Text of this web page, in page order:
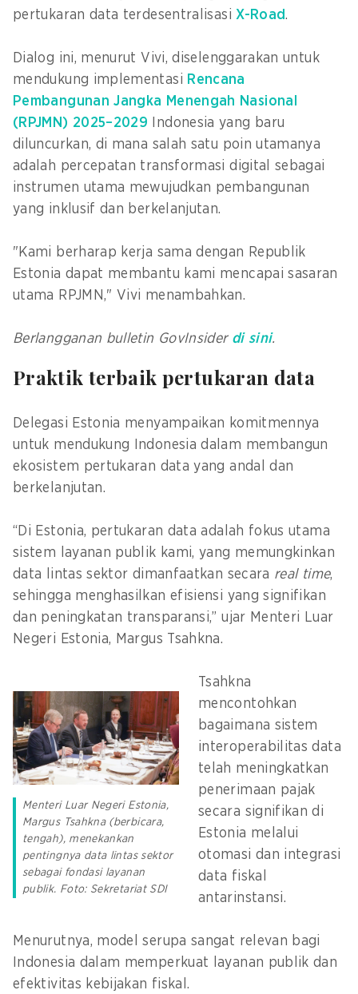
pertukaran data terdesentralisasiX-Road.
Dialog ini, menurut Vivi, diselenggarakan untuk
mendukung implementasi Rencana
Pembangunan Jangka Menengah Nasional
(RPJMN) 2025–2029 Indonesia yang baru
diluncurkan, di mana salah satu poin utamanya
adalah percepatan transformasi digital sebagai
instrumen utama mewujudkan pembangunan
yang inklusif dan berkelanjutan.
"Kami berharap kerja sama dengan Republik
Estonia dapat membantu kami mencapai sasaran
utama RPJMN," Vivi menambahkan.
Berlangganan bulletin GovInsider di sini.
Praktik terbaik pertukaran data
Delegasi Estonia menyampaikan komitmennya
untuk mendukung Indonesia dalam membangun
ekosistem pertukaran data yang andal dan
berkelanjutan.
“Di Estonia, pertukaran data adalah fokus utama
sistem layanan publik kami, yang memungkinkan
data lintas sektor dimanfaatkan secara real time,
sehingga menghasilkan efisiensi yang signifikan
dan peningkatan transparansi,” ujar Menteri Luar
Negeri Estonia, Margus Tsahkna.
Menteri Luar Negeri Estonia,
Margus Tsahkna (berbicara,
tengah), menekankan
pentingnya data lintas sektor
sebagai fondasi layanan
publik. Foto: Sekretariat SDI
Tsahkna
mencontohkan
bagaimana sistem
interoperabilitas data
telah meningkatkan
penerimaan pajak
secara signifikan di
Estonia melalui
otomasi dan integrasi
data fiskal
antarinstansi.
Menurutnya, model serupa sangat relevan bagi
Indonesia dalam memperkuat layanan publik dan
efektivitas kebijakan fiskal.